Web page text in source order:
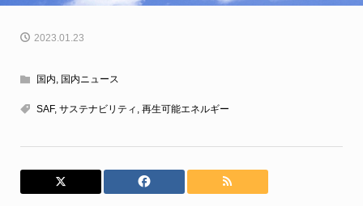
2023.01.23
国内, 国内ニュース
SAF, サステナビリティ , 再生可能エネルギー